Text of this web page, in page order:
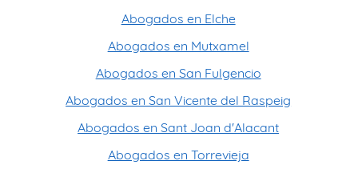
Abogados en Elche
Abogados en Mutxamel
Abogados en San Fulgencio
Abogados en San Vicente del Raspeig
Abogados en Sant Joan d'Alacant
Abogados en Torrevieja